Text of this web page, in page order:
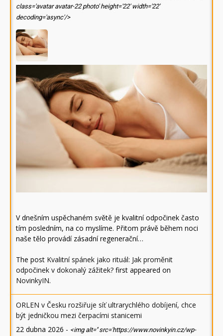
class='avatar avatar-22 photo' height='22' width='22'
decoding='async'/>
V dnešním uspěchaném světě je kvalitní odpočinek často
tím posledním, na co myslíme. Přitom právě během noci
naše tělo provádí zásadní regenerační…
The post Kvalitní spánek jako rituál: Jak proměnit
odpočinek v dokonalý zážitek? first appeared on
NovinkyIN.
ORLEN v Česku rozšiřuje síť ultrarychlého dobíjení, chce
být jedničkou mezi čerpacími stanicemi
22 dubna 2026 - <img alt='' src='https://www.novinkyin.cz/wp-